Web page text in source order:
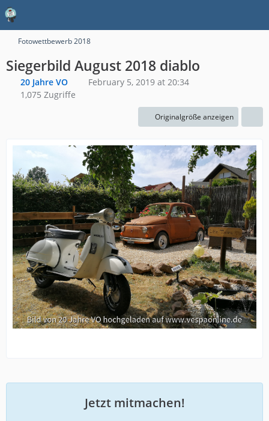
Fotowettbewerb 2018
Siegerbild August 2018 diablo
20 Jahre VO
February 5, 2019 at 20:34
1,075 Zugriffe
Originalgröße anzeigen
Jetzt mitmachen!